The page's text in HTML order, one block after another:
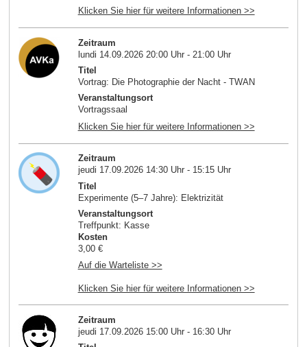
Klicken Sie hier für weitere Informationen >>
Zeitraum
lundi 14.09.2026 20:00 Uhr - 21:00 Uhr
Titel
Vortrag: Die Photographie der Nacht - TWAN
Veranstaltungsort
Vortragssaal
Klicken Sie hier für weitere Informationen >>
Zeitraum
jeudi 17.09.2026 14:30 Uhr - 15:15 Uhr
Titel
Experimente (5–7 Jahre): Elektrizität
Veranstaltungsort
Treffpunkt: Kasse
Kosten
3,00 €
Auf die Warteliste >>
Klicken Sie hier für weitere Informationen >>
Zeitraum
jeudi 17.09.2026 15:00 Uhr - 16:30 Uhr